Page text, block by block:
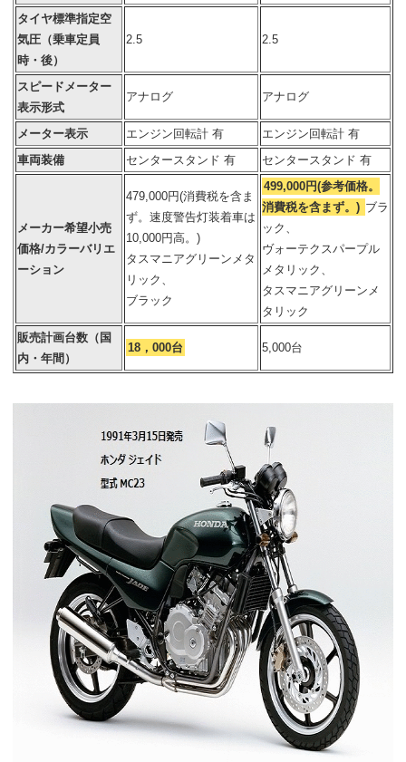
タイヤ標準指定空
気圧（乗車定員
時・後）
2.5 2.5
スピードメーター
表示形式
アナログ アナログ
メーター表示 エンジン回転計 有
エンジン回転計 有
車両装備
センタースタンド 有 センタースタンド 有
メーカー希望小売
価格/カラーバリエ
ーション
479,000円(消費税を含ま
ず。速度警告灯装着車は
10,000円高。)
タスマニアグリーンメタ
リック、
ブラック
499,000円(参考価格。
消費税を含まず。) ブラ
ック、
ヴォーテクスパープル
メタリック、
タスマニアグリーンメ
タリック
販売計画台数（国
内・年間）
18，000台 5,000台